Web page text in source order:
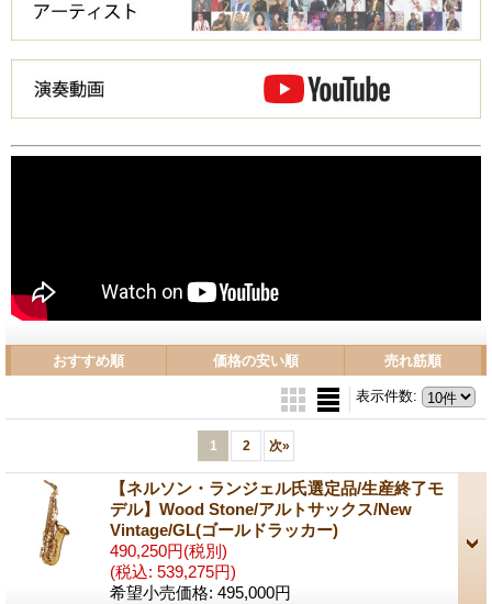
おすすめ順 価格の安い順 売れ筋順
表示件数:
1 2 次»
【ネルソン・ランジェル氏選定品/生産終了モ
デル】Wood Stone/アルトサックス/New
Vintage/GL(ゴールドラッカー)
490,250円(税別)
(税込: 539,275円)
希望小売価格: 495,000円